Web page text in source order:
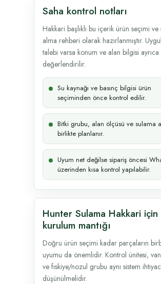
Saha kontrol notları
Hakkari başlıklı bu içerik ürün seçimi ve
alma rehberi olarak hazırlanmıştır.
talebi varsa konum ve alan bilgisi ayrıca
değerlendirilir.
Su kaynağı ve basınç bilgisi ürün
seçiminden önce kontrol edilir.
Bitki grubu, alan ölçüsü ve sulama
birlikte planlanır.
Uyum net değilse sipariş öncesi
üzerinden kısa kontrol yapılabilir.
Hunter Sulama Hakkari için
kurulum mantığı
Doğru ürün seçimi kadar parçaların
uyumu da önemlidir. Kontrol ünitesi,
ve fıskiye/nozul grubu aynı sistem
düşünülmelidir.